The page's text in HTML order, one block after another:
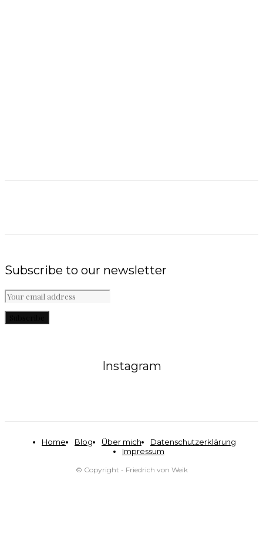
Subscribe to our newsletter
Instagram
Home Blog Über mich
Datenschutzerklärung
Impressum
© Copyright - Friedrich von Weik